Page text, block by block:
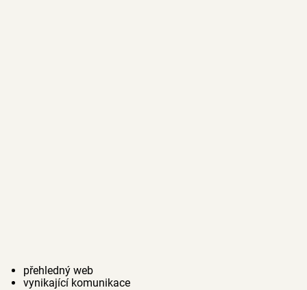
přehledný web
vynikající komunikace